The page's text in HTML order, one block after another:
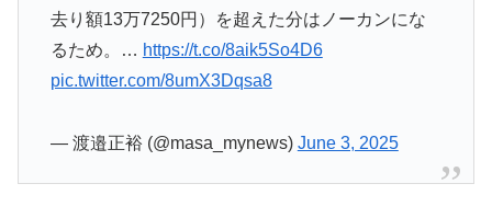
去り額13万7250円）を超えた分はノーカンにな
るため。… https://t.co/8aik5So4D6
pic.twitter.com/8umX3Dqsa8
— 渡邉正裕 (@masa_mynews) June 3, 2025